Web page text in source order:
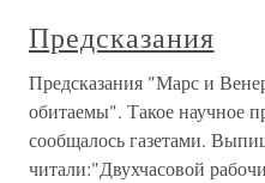
Предсказания
Предсказания "Марс и
обитаемы". Такое научное
сообщалось газетами.
читали:"Двухчасовой